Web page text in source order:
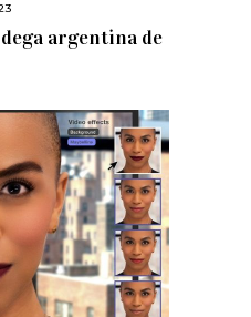
argentina de